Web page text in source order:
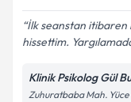
İlk seanstan itibaren
hissettim.
Klinik Psikolog Gül
Zuhuratbaba Mah.